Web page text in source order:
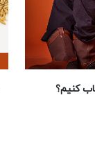
کنیم؟